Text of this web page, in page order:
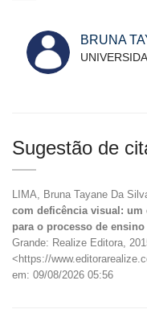
BRUNA
Sugestão de
LIMA, Bruna Tayane Da
com deficência visual:
para o processo de
Grande: Realize Editora,
<https://
em: 09/08/2026 05:56